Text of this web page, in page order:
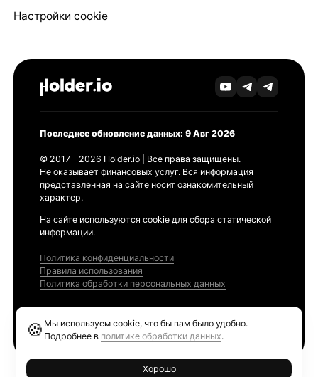
Настройки cookie
Последнее обновление данных: 9 Авг 2026
© 2017 - 2026 Holder.io | Все права защищены.
Не оказывает финансовых услуг. Вся информация
представленная на сайте носит ознакомительный
характер.
На сайте используются cookie для сбора статической
информации.
Политика конфиденциальности
Правила использования
Политика обработки персональных данных
🍪 Мы используем cookie, что бы вам было удобно.
Подробнее в политике обработки данных.
Хорошо
Ethereum GAS Tracker